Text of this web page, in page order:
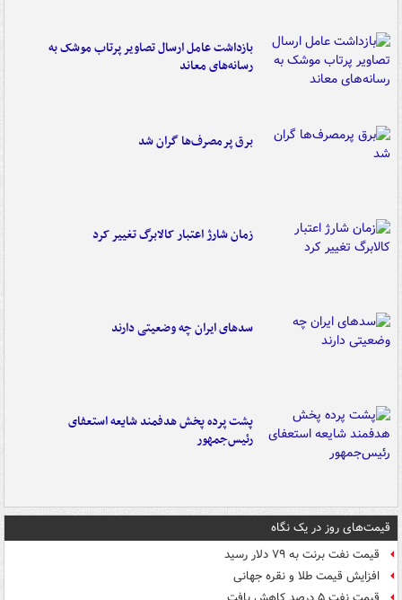
بازداشت عامل ارسال تصاویر پرتاب موشک به
رسانه‌های معاند
برق پرمصرف‌ها گران شد
زمان شارژ اعتبار کالابرگ تغییر کرد
سدهای ایران چه وضعیتی دارند
پشت پرده پخش هدفمند شایعه استعفای
رئیس‌جمهور
قیمت‌های روز در یک نگاه
قیمت نفت برنت به ۷۹ دلار رسید
افزایش قیمت طلا و نقره جهانی